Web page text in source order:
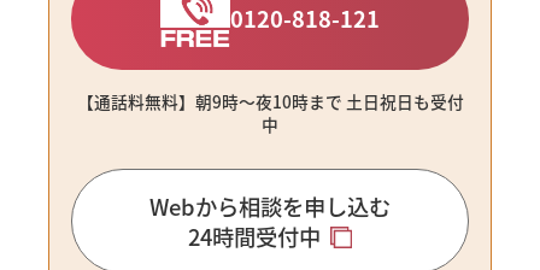
0120-818-121
【通話料無料】朝9時〜夜10時まで ⼟⽇祝⽇も受付
中
Webから相談を申し込む
24時間受付中